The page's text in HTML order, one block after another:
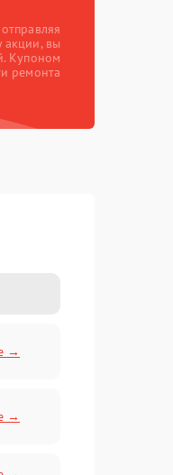
акции, вы
Купоном
ремонта
→
→